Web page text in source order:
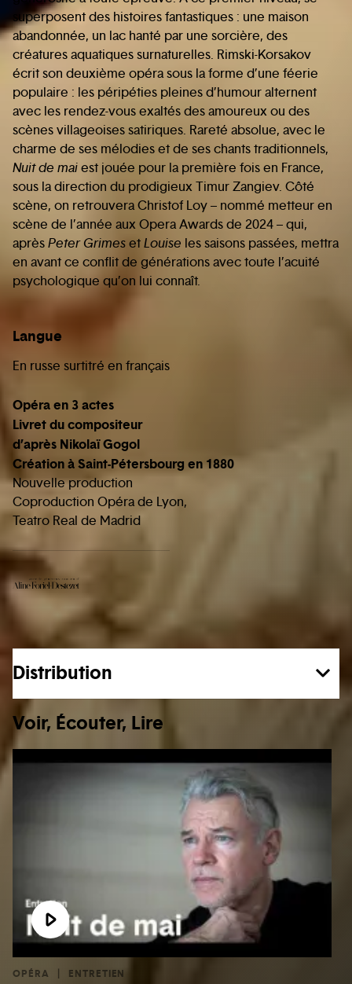
superposent des histoires fantastiques : une maison
abandonnée, un lac hanté par une sorcière, des
créatures aquatiques surnaturelles. Rimski-Korsakov
écrit son deuxième opéra sous la forme d’une féerie
populaire : les péripéties pleines d’humour alternent
avec les rendez-vous exaltés des amoureux ou des
scènes villageoises satiriques. Rareté absolue, avec le
charme de ses mélodies et de ses chants traditionnels,
Nuit de maiest jouée pour la première fois en France,
sous la direction du prodigieux Timur Zangiev. Côté
scène, on retrouvera Christof Loy – nommé metteur en
scène de l’année aux Opera Awards de 2024 – qui,
aprèsPeter GrimesetLouise les saisons passées, mettra
en avant ce conflit de générations avec toute l’acuité
psychologique qu’on lui connaît.
Langue
En russe surtitré en français
Opéra en 3 actes
Livret du compositeur
d’après Nikolaï Gogol
Création à Saint-Pétersbourg en 1880
Nouvelle production
Coproduction Opéra de Lyon,
Teatro Real de Madrid
Distribution
Voir, Écouter, Lire
OPÉRA ENTRETIEN